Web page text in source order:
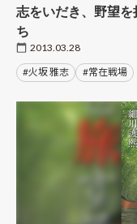
志をいだき、野望
ち
2013.03.28
#火坂 雅志 #常在戦場